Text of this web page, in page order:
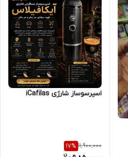
اسپرسوساز شارژی iCafilas
11,900,000
17%